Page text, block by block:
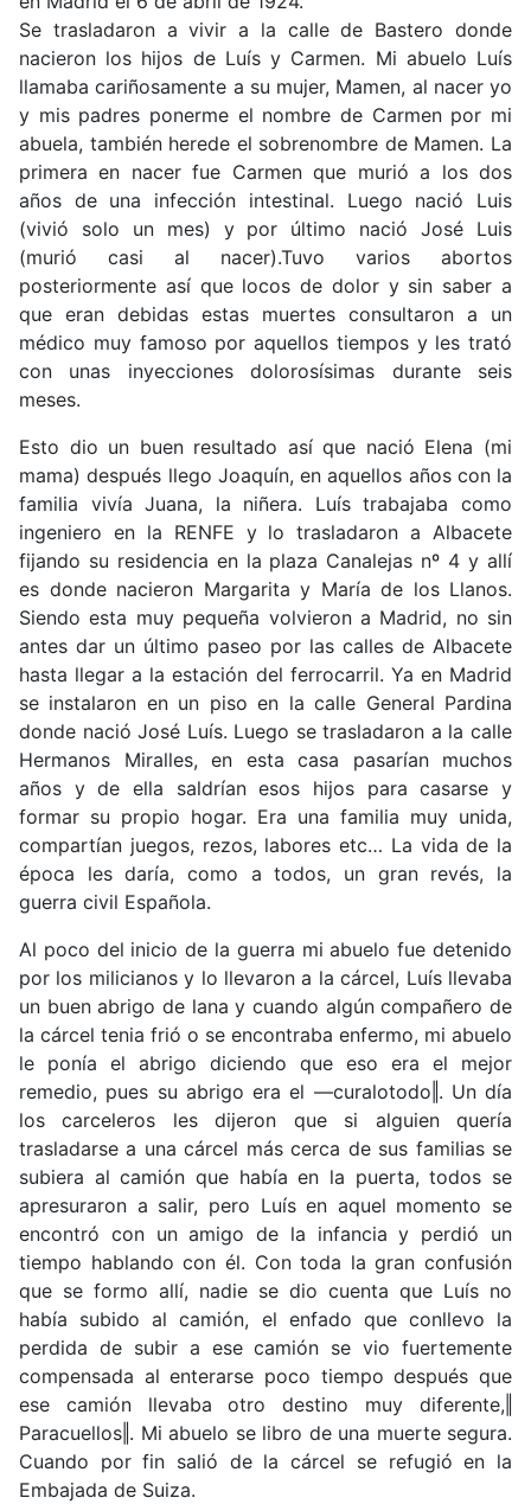
Se trasladaron a vivir a la calle de Bastero donde
nacieron los hijos de Luís y Carmen. Mi abuelo Luís
llamaba cariñosamente a su mujer, Mamen, al nacer yo
y mis padres ponerme el nombre de Carmen por mi
abuela, también herede el sobrenombre de Mamen. La
primera en nacer fue Carmen que murió a los dos
años de una infección intestinal. Luego nació Luis
(vivió solo un mes) y por último nació José Luis
(murió casi al nacer).Tuvo varios abortos
posteriormente así que locos de dolor y sin saber a
que eran debidas estas muertes consultaron a un
médico muy famoso por aquellos tiempos y les trató
con unas inyecciones dolorosísimas durante seis
meses.
Esto dio un buen resultado así que nació Elena (mi
mama) después llego Joaquín, en aquellos años con la
familia vivía Juana, la niñera. Luís trabajaba como
ingeniero en la RENFE y lo trasladaron a Albacete
fijando su residencia en la plaza Canalejas nº 4 y allí
es donde nacieron Margarita y María de los Llanos.
Siendo esta muy pequeña volvieron a Madrid, no sin
antes dar un último paseo por las calles de Albacete
hasta llegar a la estación del ferrocarril. Ya en Madrid
se instalaron en un piso en la calle General Pardina
donde nació José Luís. Luego se trasladaron a la calle
Hermanos Miralles, en esta casa pasarían muchos
años y de ella saldrían esos hijos para casarse y
formar su propio hogar. Era una familia muy unida,
compartían juegos, rezos, labores etc… La vida de la
época les daría, como a todos, un gran revés, la
guerra civil Española.
Al poco del inicio de la guerra mi abuelo fue detenido
por los milicianos y lo llevaron a la cárcel, Luís llevaba
un buen abrigo de lana y cuando algún compañero de
la cárcel tenia frió o se encontraba enfermo, mi abuelo
le ponía el abrigo diciendo que eso era el mejor
remedio, pues su abrigo era el ―curalotodo‖. Un día
los carceleros les dijeron que si alguien quería
trasladarse a una cárcel más cerca de sus familias se
subiera al camión que había en la puerta, todos se
apresuraron a salir, pero Luís en aquel momento se
encontró con un amigo de la infancia y perdió un
tiempo hablando con él. Con toda la gran confusión
que se formo allí, nadie se dio cuenta que Luís no
había subido al camión, el enfado que conllevo la
perdida de subir a ese camión se vio fuertemente
compensada al enterarse poco tiempo después que
ese camión llevaba otro destino muy diferente,‖
Paracuellos‖. Mi abuelo se libro de una muerte segura.
Cuando por fin salió de la cárcel se refugió en la
Embajada de Suiza.